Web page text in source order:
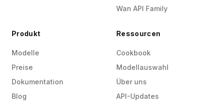
Wan API Family
Produkt
Modelle
Preise
Dokumentation
Blog
Ressourcen
Cookbook
Modellauswahl
Über uns
API-Updates